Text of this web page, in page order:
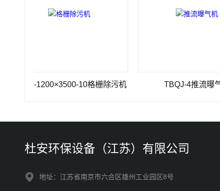
1200×3500-10格栅除污机 TBQJ-4推流曝气机
杜安环保设备（江苏）有限公司
地址：江苏省南京市六合区雄州工业园区8号